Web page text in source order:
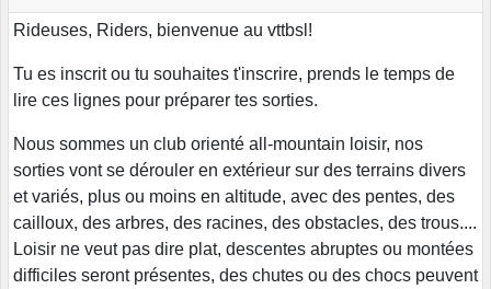
Rideuses, Riders, bienvenue au vttbsl!
Tu es inscrit ou tu souhaites t'inscrire, prends le temps de
lire ces lignes pour préparer tes sorties.
Nous sommes un club orienté all-mountain loisir, nos
sorties vont se dérouler en extérieur sur des terrains divers
et variés, plus ou moins en altitude, avec des pentes, des
cailloux, des arbres, des racines, des obstacles, des trous....
Loisir ne veut pas dire plat, descentes abruptes ou montées
difficiles seront présentes, des chutes ou des chocs peuvent